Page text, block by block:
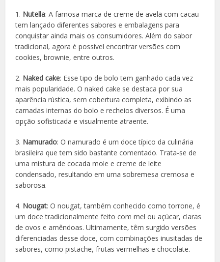
1. Nutella: A famosa marca de creme de avelã com cacau
tem lançado diferentes sabores e embalagens para
conquistar ainda mais os consumidores. Além do sabor
tradicional, agora é possível encontrar versões com
cookies, brownie, entre outros.
2. Naked cake: Esse tipo de bolo tem ganhado cada vez
mais popularidade. O naked cake se destaca por sua
aparência rústica, sem cobertura completa, exibindo as
camadas internas do bolo e recheios diversos. É uma
opção sofisticada e visualmente atraente.
3. Namurado: O namurado é um doce típico da culinária
brasileira que tem sido bastante comentado. Trata-se de
uma mistura de cocada mole e creme de leite
condensado, resultando em uma sobremesa cremosa e
saborosa.
4. Nougat: O nougat, também conhecido como torrone, é
um doce tradicionalmente feito com mel ou açúcar, claras
de ovos e amêndoas. Ultimamente, têm surgido versões
diferenciadas desse doce, com combinações inusitadas de
sabores, como pistache, frutas vermelhas e chocolate.